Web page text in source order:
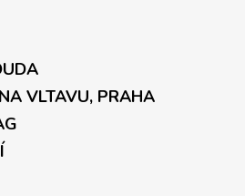
VLTAVU, PRAHA